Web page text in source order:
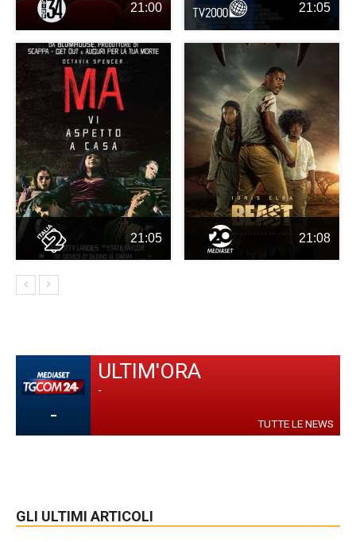
21:00 21:05
21:05 21:08
-
ULTIM'ORA
-
TUTTE LE NEWS
GLI ULTIMI ARTICOLI